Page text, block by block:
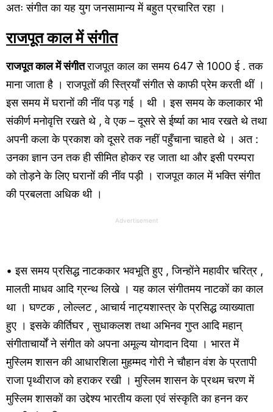
अतः संगीत का यह युग जनसामान्य में बहुत प्रचारित रहा ।
राजपूत काल में संगीत
राजपूत काल में संगीतराजपूत काल का समय 647 से 1000 ई . तक
माना जाता है । राजपूतों की स्त्रियाँ संगीत से काफी प्रेम करती थीं ।
इस समय में घरानों की नींव पड़ गई । थी । इस समय के कलाकार भी
संकीर्ण मनोवृत्ति रखते थे , वे एक – दूसरे से ईर्ष्या का भाव रखते थे तथा
अपनी कला के प्रकाश को दूसरे तक नहीं पहुँचाना चाहते थे । अत :
उनका ज्ञान उन तक ही सीमित होकर रह जाता था और इसी परम्परा
को तोड़ने के लिए घरानों की नींव पड़ी । राजपूत काल में भक्ति संगीत
की प्रबलता अधिक थी ।
Advertisement
• इस समय प्रसिद्ध नाटककार भवभूति हुए , जिन्होंने महावीर चरित्र ,
मालती माधव आदि ग्रन्थ लिखे । यह काल संगीतमय नाटकों का काल
था । घण्टक , लोल्लट , आचार्य नाट्यशास्त्र के प्रसिद्ध व्याख्याता
हुए । इसके कीर्तिघर , सुधाकलश तथा अभिनव गुप्त आदि महान्
संगीताचार्यों ने संगीत को अपना अमूल्य योगदान दिया । भारत में
मुस्लिम शासन की आधारशिला मुहम्मद गोरी ने चौहान वंश के प्रतापी
राजा पृथ्वीराज को हराकर रखी । मुस्लिम शासन के प्रथम चरण में
मुस्लिम शासकों का उद्देश्य भारतीय कला एवं संस्कृति का हनन कर